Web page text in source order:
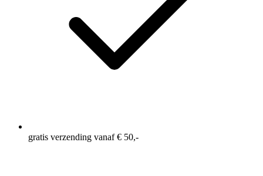
gratis verzending vanaf € 50,-